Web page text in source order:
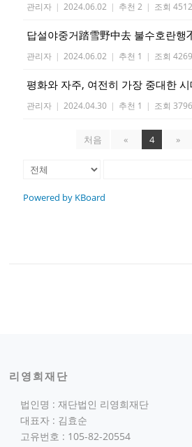
관리자 | 2024.06.02 | 추천 2 | 조회 4512
답설야중거踏雪野中去 불수호란행
관리자 | 2024.06.02 | 추천 1 | 조회 4269
평화와 자주, 여전히 가장 중대한
관리자 | 2024.04.30 | 추천 1 | 조회 3796
처음 « 4 »
Powered by KBoard
리영희재단
법인명 : 재단법인 리영희재단
대표자 : 김효순
고유번호 : 105-82-20554